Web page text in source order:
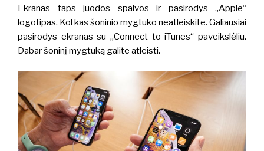
Ekranas taps juodos spalvos ir pasirodys „Apple“
logotipas. Kol kas šoninio mygtuko neatleiskite. Galiausiai
pasirodys ekranas su „Connect to iTunes“ paveikslėliu.
Dabar šoninį mygtuką galite atleisti.